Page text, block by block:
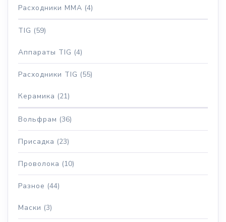
Расходники MMA (4)
TIG (59)
Аппараты TIG (4)
Расходники TIG (55)
Керамика (21)
Вольфрам (36)
Присадка (23)
Проволока (10)
Разное (44)
Маски (3)